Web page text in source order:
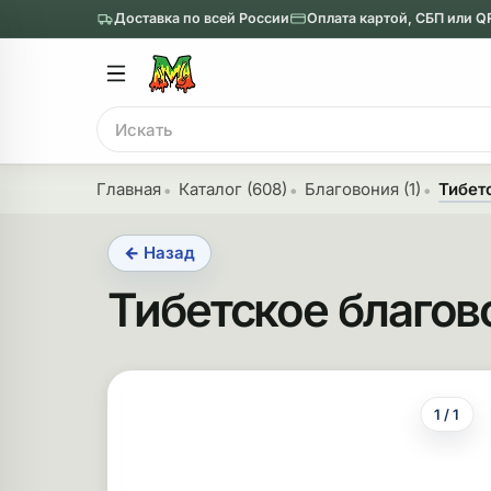
Доставка по всей России Оплата картой, СБП или
Поиск
Главное меню
Трубки
Металлические
Выпариватели
Главная Каталог (608) Благовония (1)
← Назад
Тибетское
1 / 1